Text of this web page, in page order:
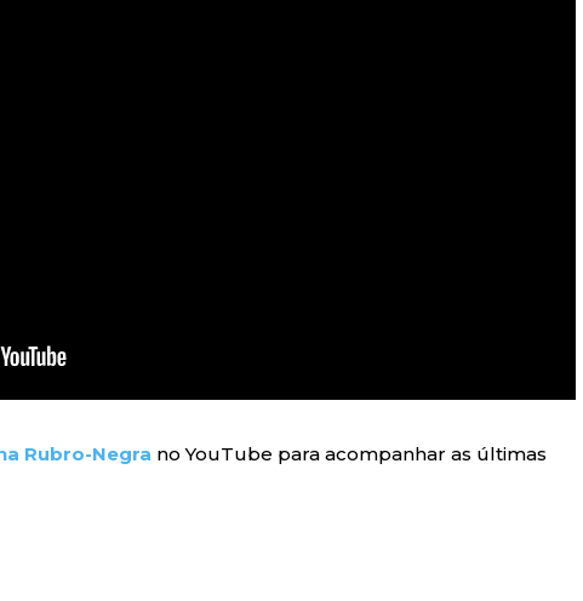
Rubro-Negra no YouTube para acompanhar as últimas